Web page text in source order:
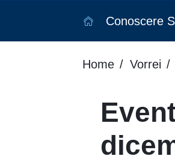
Conoscere
Home Vorrei